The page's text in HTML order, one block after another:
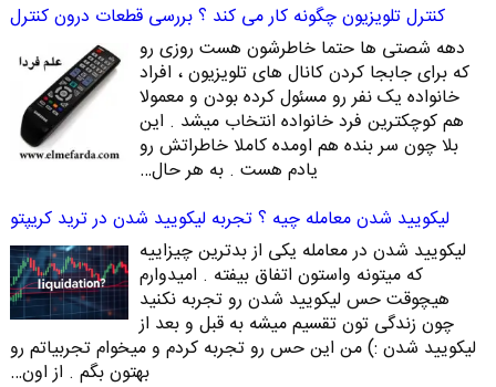
کنترل تلویزیون چگونه کار می کند ؟ بررسی قطعات درون کنترل
دهه شصتی ها حتما خاطرشون هست روزی رو
که برای جابجا کردن کانال های تلویزیون ، افراد
خانواده یک نفر رو مسئول کرده بودن و معمولا
هم کوچکترین فرد خانواده انتخاب میشد . این
بلا چون سر بنده هم اومده کاملا خاطراتش رو
یادم هست . به هر حال…
لیکویید شدن معامله چیه ؟ تجربه لیکویید شدن در ترید کریپتو
لیکویید شدن در معامله یکی از بدترین چیزاییه
که میتونه واستون اتفاق بیفته . امیدوارم
هیچوقت حس لیکویید شدن رو تجربه نکنید
چون زندگی تون تقسیم میشه به قبل و بعد از
لیکویید شدن :) من این حس رو تجربه کردم و میخوام تجربیاتم رو
بهتون بگم . از اون…